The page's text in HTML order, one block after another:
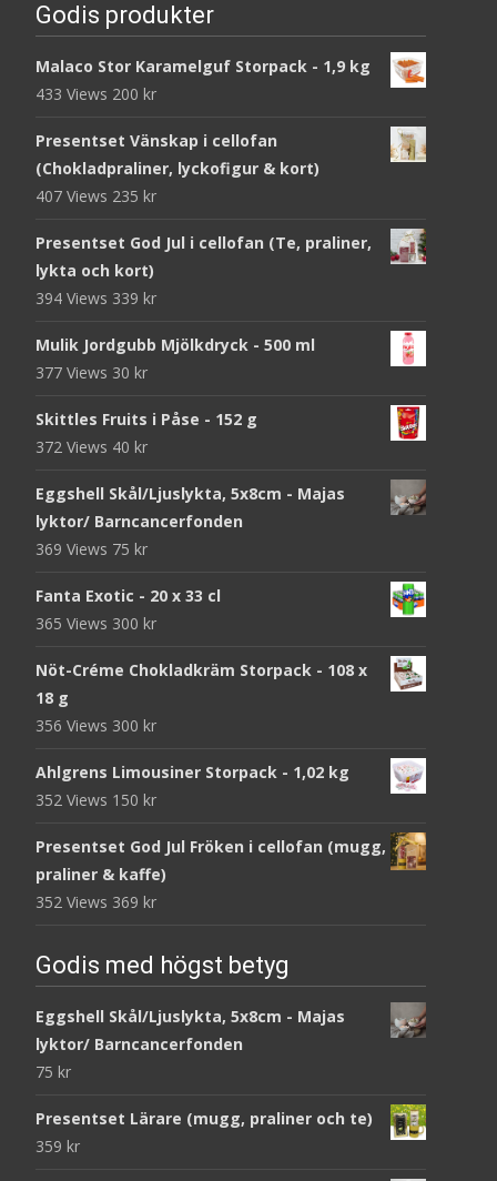
Godis produkter
Malaco Stor Karamelguf Storpack - 1,9 kg
433 Views 200 kr
Presentset Vänskap i cellofan
(Chokladpraliner, lyckofigur & kort)
407 Views 235 kr
Presentset God Jul i cellofan (Te, praliner,
lykta och kort)
394 Views 339 kr
Mulik Jordgubb Mjölkdryck - 500 ml
377 Views 30 kr
Skittles Fruits i Påse - 152 g
372 Views 40 kr
Eggshell Skål/Ljuslykta, 5x8cm - Majas
lyktor/ Barncancerfonden
369 Views 75 kr
Fanta Exotic - 20 x 33 cl
365 Views 300 kr
Nöt-Créme Chokladkräm Storpack - 108 x
18 g
356 Views 300 kr
Ahlgrens Limousiner Storpack - 1,02 kg
352 Views 150 kr
Presentset God Jul Fröken i cellofan (mugg,
praliner & kaffe)
352 Views 369 kr
Godis med högst betyg
Eggshell Skål/Ljuslykta, 5x8cm - Majas
lyktor/ Barncancerfonden
75 kr
Presentset Lärare (mugg, praliner och te)
359 kr